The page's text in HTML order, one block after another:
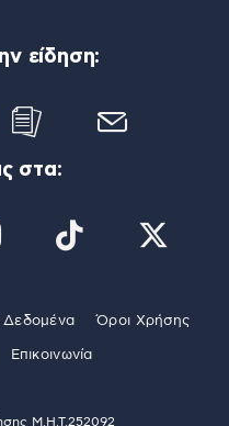
είδηση:
στα:
Δεδομένα Όροι Χρήσης
Επικοινωνία
Μ.Η.Τ.252092